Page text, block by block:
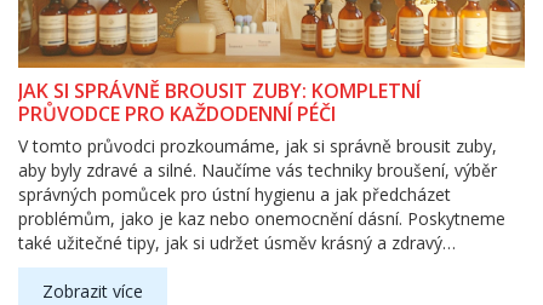
JAK SI SPRÁVNĚ BROUSIT ZUBY: KOMPLETNÍ
PRŮVODCE PRO KAŽDODENNÍ PÉČI
V tomto průvodci prozkoumáme, jak si správně brousit zuby,
aby byly zdravé a silné. Naučíme vás techniky broušení, výběr
správných pomůcek pro ústní hygienu a jak předcházet
problémům, jako je kaz nebo onemocnění dásní. Poskytneme
také užitečné tipy, jak si udržet úsměv krásný a zdravý
dlouhodobě.
Zobrazit více